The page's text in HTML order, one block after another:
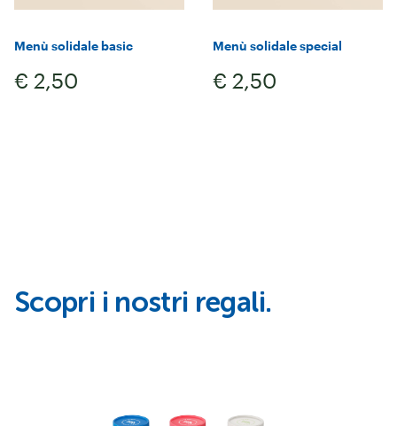
Menù solidale basic
€ 2,50
Menù solidale special
€ 2,50
Scopri i nostri regali.